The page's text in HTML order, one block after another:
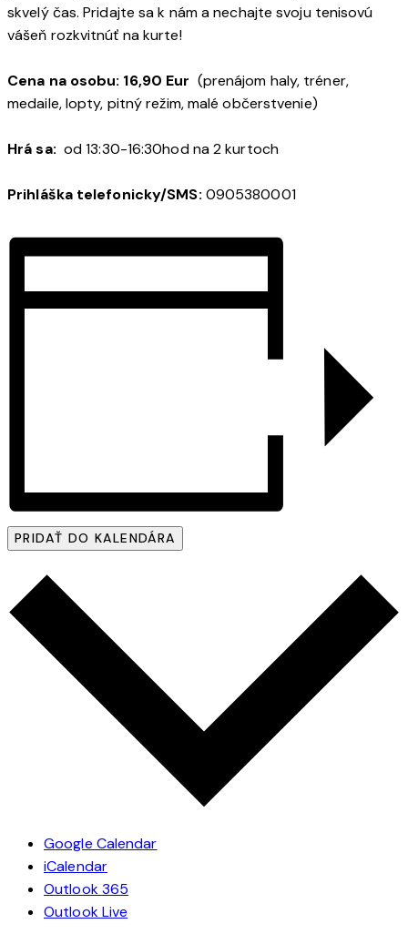
skvelý čas. Pridajte sa k nám a nechajte svoju tenisovú
vášeň rozkvitnúť na kurte!
Cena na osobu: 16,90 Eur (prenájom haly, tréner,
medaile, lopty, pitný režim, malé občerstvenie)
Hrá sa: od 13:30-16:30hod na 2 kurtoch
Prihláška telefonicky/SMS: 0905380001
PRIDAŤ DO KALENDÁRA
Google Calendar
iCalendar
Outlook 365
Outlook Live